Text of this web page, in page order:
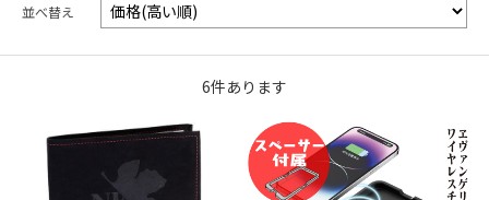
並べ替え
6件あります